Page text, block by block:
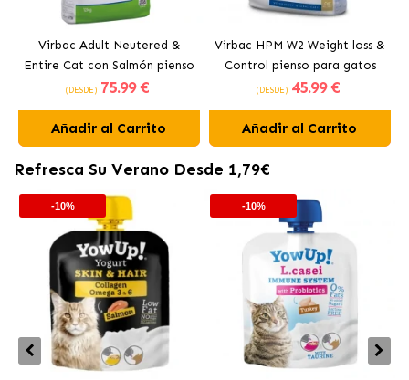
Virbac Adult Neutered &
Entire Cat con Salmón pienso
para gatos
(DESDE) 75.99 €
Añadir al Carrito
Virbac HPM W2 Weight loss &
Control pienso para gatos
(DESDE) 45.99 €
Añadir al Carrito
Refresca Su Verano Desde 1,79€
-10% -10%